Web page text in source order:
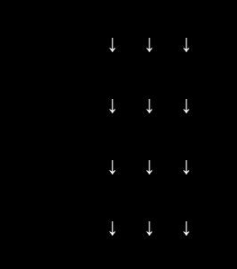
↓ ↓ ↓
↓ ↓ ↓
↓ ↓ ↓
↓ ↓ ↓